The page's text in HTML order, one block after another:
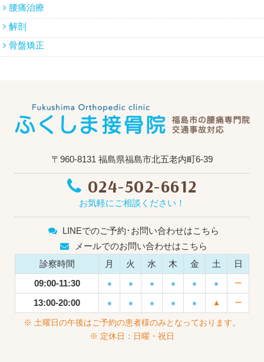
腰痛治療
解剖
骨盤矯正
〒960-8131 福島県福島市北五老内町6-39
024-502-6612
お気軽にご相談ください！
LINEでのご予約･お問い合わせはこちら
メールでのお問い合わせはこちら
診察時間
月 火 水 木 金 土
日
09:00-11:30
● ● ● ● ● ● ー
13:00-20:00 ● ● ● ● ● ▲ ー
※ 土曜日の午後はご予約の患者様のみとなっております。
※ 定休日：日曜・祝日